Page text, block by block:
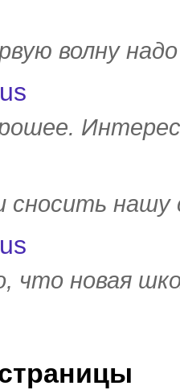
волну
сносить
что новая